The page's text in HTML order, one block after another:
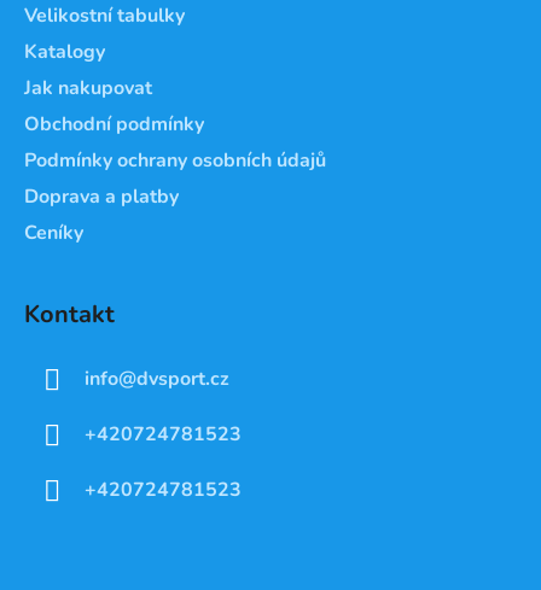
Velikostní tabulky
Katalogy
Jak nakupovat
Obchodní podmínky
Podmínky ochrany osobních údajů
Doprava a platby
Ceníky
Kontakt
info@dvsport.cz
+420724781523
+420724781523